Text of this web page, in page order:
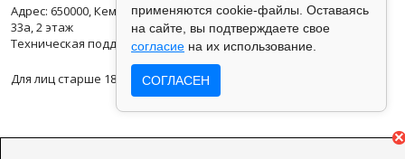
Адрес: 650000, Кемеровская Область, г.Кемерово, ул.Кузбасская
33а, 2 этаж
Техническая поддержка: support@vse42.ru
Для лиц старше 18 лет.
применяются cookie-файлы. Оставаясь
на сайте, вы подтверждаете свое
согласие на их использование.
СОГЛАСЕН